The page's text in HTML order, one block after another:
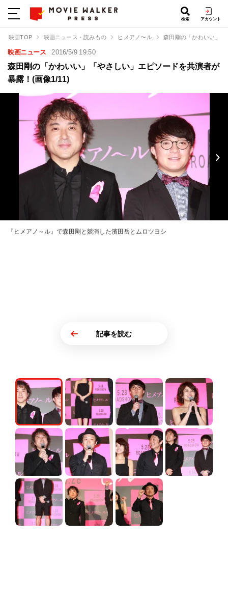
検索 アカウント
映画TOP 映画ニュース・読みもの ヒメアノ〜ル 森田剛の「かわいい」
映画ニュース 2016/5/9 19:50
森田剛の「かわいい」「やさしい」エピソードを共演者が
暴露！(画像1/11)
『ヒメアノ～ル』で森田剛と競演した濱田岳とムロツヨシ
記事を読む